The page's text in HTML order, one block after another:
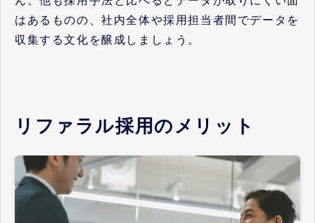
はあるものの、社内全体や採用担当者間でデータを
収集する文化を醸成しましょう。
リファラル採用のメリット